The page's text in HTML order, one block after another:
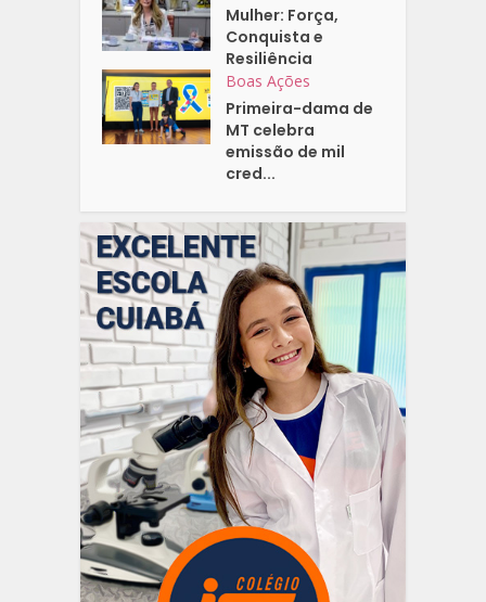
Mulher: Força,
Conquista e
Resiliência
Boas Ações
Primeira-dama de
MT celebra
emissão de mil
cred...